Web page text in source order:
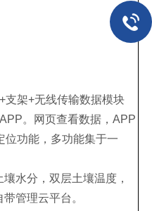
支架+无线传输数据模块
。网页查看数据，APP
位功能，多功能集于一
水分，双层土壤温度，
管理云平台。